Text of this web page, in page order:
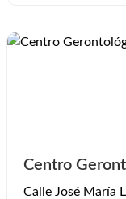
Centro
Calle José María